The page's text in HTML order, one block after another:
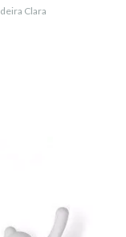
Clara